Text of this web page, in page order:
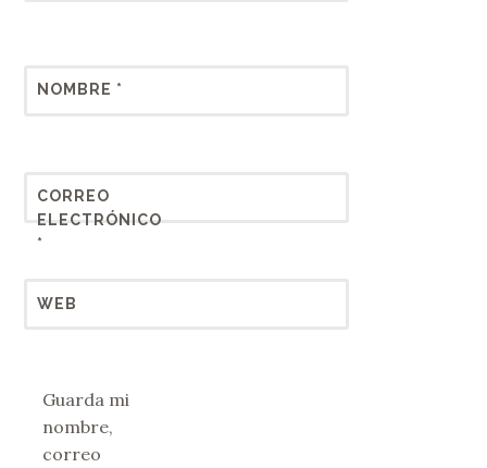
NOMBRE *
CORREO
ELECTRÓNICO
*
WEB
Guarda mi
nombre,
correo